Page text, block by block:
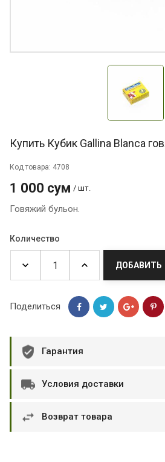
Купить Кубик Gallina Blanca
Код товара: 4708
1 000 сум / шт.
Говяжий бульон.
Количество
ДОБАВИТЬ
Поделиться
Гарантия
Условия доставки
Возврат товара